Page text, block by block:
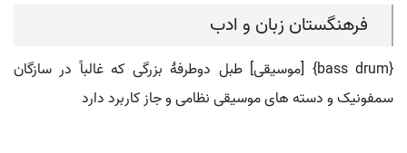
فرهنگستان زبان و ادب
{bass drum} [موسیقی] طبل دوطرفۀ بزرگی که غالباً در سازگان
سمفونیک و دسته های موسیقی نظامی و جاز کاربرد دارد